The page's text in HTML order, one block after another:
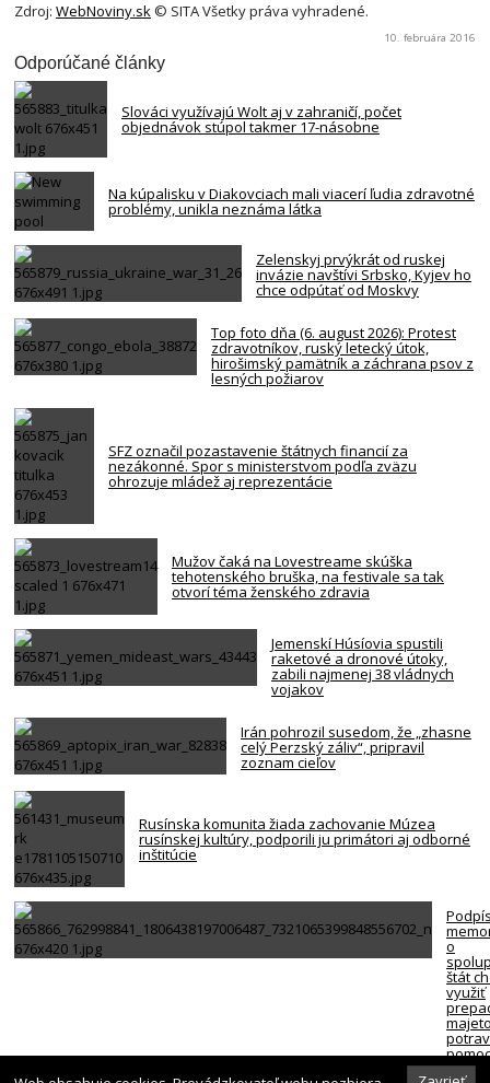
Zdroj: WebNoviny.sk © SITA Všetky práva vyhradené.
10. februára 2016
Odporúčané články
Slováci využívajú Wolt aj v zahraničí, počet
objednávok stúpol takmer 17-násobne
Na kúpalisku v Diakovciach mali viacerí ľudia zdravotné
problémy, unikla neznáma látka
Zelenskyj prvýkrát od ruskej
invázie navštívi Srbsko, Kyjev ho
chce odpútať od Moskvy
Top foto dňa (6. august 2026): Protest
zdravotníkov, ruský letecký útok,
hirošimský pamätník a záchrana psov z
lesných požiarov
SFZ označil pozastavenie štátnych financií za
nezákonné. Spor s ministerstvom podľa zväzu
ohrozuje mládež aj reprezentácie
Mužov čaká na Lovestreame skúška
tehotenského bruška, na festivale sa tak
otvorí téma ženského zdravia
Jemenskí Húsíovia spustili
raketové a dronové útoky,
zabili najmenej 38 vládnych
vojakov
Irán pohrozil susedom, že „zhasne
celý Perzský záliv“, pripravil
zoznam cieľov
Rusínska komunita žiada zachovanie Múzea
rusínskej kultúry, podporili ju primátori aj odborné
inštitúcie
o
štát
využiť
ľudí v